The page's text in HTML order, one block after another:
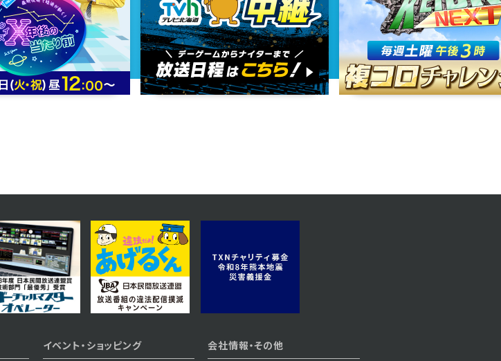
2023年06月19日 放送
第14話
2023年06月16日 放送
第13話
2023年06月14日 放送 2023年06月13日 放送
2023年06月06日 放送
第5話
2023年06月05日 放送
第4話
2023年06月01日 放送 2023年05月31日 放送
第1話
イベント・ショッピング 会社情報・その他